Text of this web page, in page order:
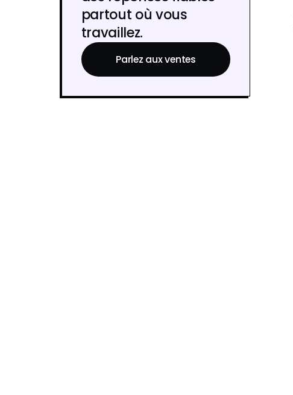
partout où vous
travaillez.
Parlez aux ventes